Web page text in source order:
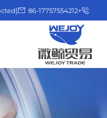
+86-17757554212
[email protected]